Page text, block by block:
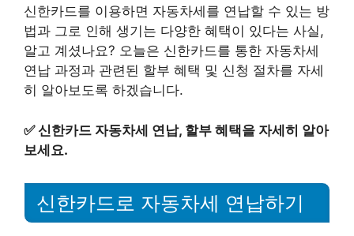
신한카드를 이용하면 자동차세를 연납할 수 있는 방
법과 그로 인해 생기는 다양한 혜택이 있다는 사실,
알고 계셨나요? 오늘은 신한카드를 통한 자동차세
연납 과정과 관련된 할부 혜택 및 신청 절차를 자세
히 알아보도록 하겠습니다.
✅신한카드 자동차세 연납, 할부 혜택을 자세히 알아
보세요.
신한카드로 자동차세 연납하기